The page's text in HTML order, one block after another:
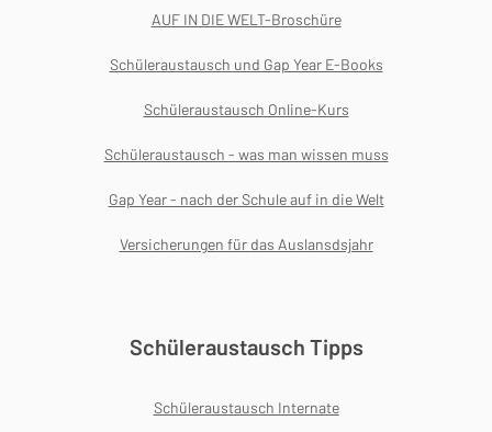
AUF IN DIE WELT-Broschüre
Schüleraustausch und Gap Year E-Books
Schüleraustausch Online-Kurs
Schüleraustausch - was man wissen muss
Gap Year - nach der Schule auf in die Welt
Versicherungen für das Auslansdsjahr
Schüleraustausch Tipps
Schüleraustausch Internate